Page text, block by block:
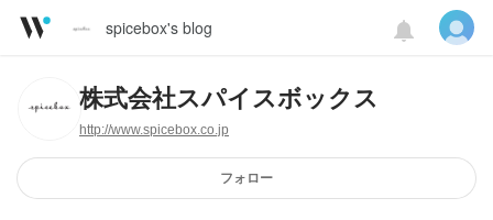
spicebox's blog
株式会社スパイスボックス
http://www.spicebox.co.jp
フォロー